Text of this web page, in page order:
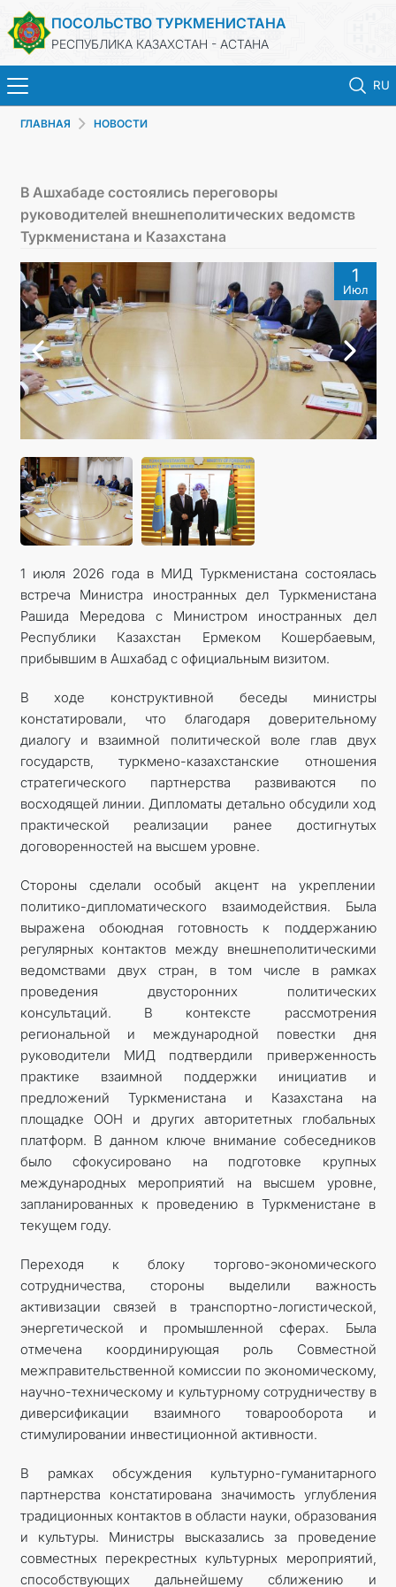
ПОСОЛЬСТВО ТУРКМЕНИСТАНА
РЕСПУБЛИКА КАЗАХСТАН - АСТАНА
RU
КОНСУЛЬСКИЕ УСЛУГИ
МИД
КОНТАКТНЫЕ ДАННЫЕ
ГЛАВНАЯ НОВОСТИ
В Ашхабаде состоялись переговоры
руководителей внешнеполитических ведомств
Туркменистана и Казахстана
1
Июл
1 июля 2026 года в МИД Туркменистана состоялась
встреча Министра иностранных дел Туркменистана
Рашида Мередова с Министром иностранных дел
Республики Казахстан Ермеком Кошербаевым,
прибывшим в Ашхабад с официальным визитом.
В ходе конструктивной беседы министры
констатировали, что благодаря доверительному
диалогу и взаимной политической воле глав двух
государств, туркмено-казахстанские отношения
стратегического партнерства развиваются по
восходящей линии. Дипломаты детально обсудили ход
практической реализации ранее достигнутых
договоренностей на высшем уровне.
Стороны сделали особый акцент на укреплении
политико-дипломатического взаимодействия. Была
выражена обоюдная готовность к поддержанию
регулярных контактов между внешнеполитическими
ведомствами двух стран, в том числе в рамках
проведения двусторонних политических
консультаций. В контексте рассмотрения
региональной и международной повестки дня
руководители МИД подтвердили приверженность
практике взаимной поддержки инициатив и
предложений Туркменистана и Казахстана на
площадке ООН и других авторитетных глобальных
платформ. В данном ключе внимание собеседников
было сфокусировано на подготовке крупных
международных мероприятий на высшем уровне,
запланированных к проведению в Туркменистане в
текущем году.
Переходя к блоку торгово-экономического
сотрудничества, стороны выделили важность
активизации связей в транспортно-логистической,
энергетической и промышленной сферах. Была
отмечена координирующая роль Совместной
межправительственной комиссии по экономическому,
научно-техническому и культурному сотрудничеству в
диверсификации взаимного товарооборота и
стимулировании инвестиционной активности.
В рамках обсуждения культурно-гуманитарного
партнерства констатирована значимость углубления
традиционных контактов в области науки, образования
и культуры. Министры высказались за проведение
совместных перекрестных культурных мероприятий,
способствующих дальнейшему сближению и